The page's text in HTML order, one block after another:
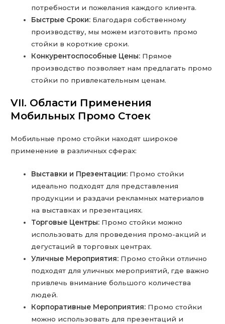
потребности и пожелания каждого клиента.
Быстрые Сроки: Благодаря собственному
производству, мы можем изготовить промо
стойки в короткие сроки.
Конкурентоспособные Цены: Прямое
производство позволяет нам предлагать промо
стойки по привлекательным ценам.
VII. Области Применения
Мобильных Промо Стоек
Мобильные промо стойки находят широкое
применение в различных сферах:
Выставки и Презентации: Промо стойки
идеально подходят для представления
продукции и раздачи рекламных материалов
на выставках и презентациях.
Торговые Центры: Промо стойки можно
использовать для проведения промо-акций и
дегустаций в торговых центрах.
Уличные Мероприятия: Промо стойки отлично
подходят для уличных мероприятий, где важно
привлечь внимание большого количества
людей.
Корпоративные Мероприятия: Промо стойки
можно использовать для презентаций и